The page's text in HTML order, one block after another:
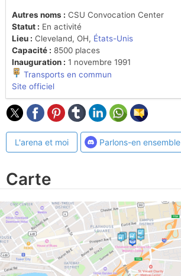
Autres noms : CSU Convocation Center
Statut : En activité
Lieu : Cleveland, OH, États-Unis
Capacité : 8500 places
Inauguration : 1 novembre 1991
Transports en commun
Site officiel
L'arena et moi Parlons-en ensemble
Carte